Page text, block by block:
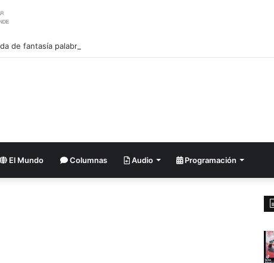
de fantasía palabras de Trump sobre sus recursos
El Mundo Columnas Audio Programación